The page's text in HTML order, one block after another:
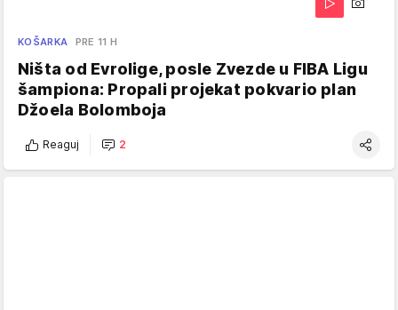
KOŠARKA PRE 11 H
Ništa od Evrolige, posle Zvezde u FIBA Ligu
šampiona: Propali projekat pokvario plan
Džoela Bolomboja
Reaguj 2